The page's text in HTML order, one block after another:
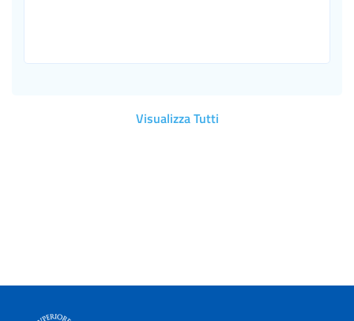
Visualizza Tutti